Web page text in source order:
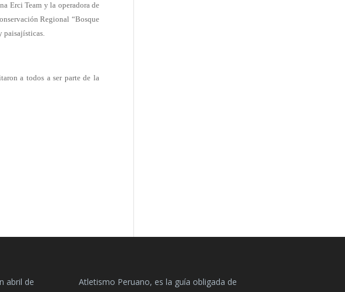
Erci Team y la operadora de
Regional “Bosque
paisajísticas.
a todos a ser parte de la
abril de
Atletismo Peruano, es la guía obligada de